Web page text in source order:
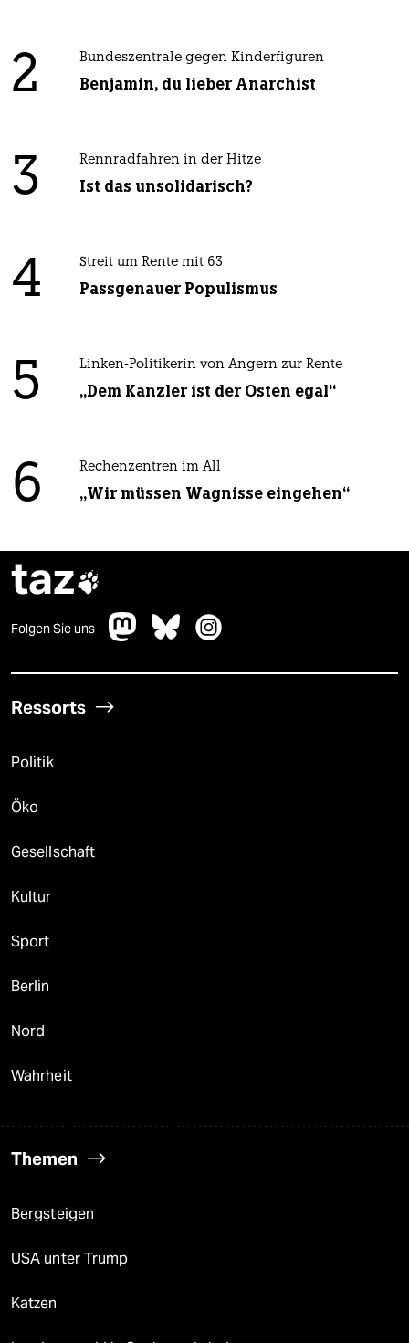
2 Bundeszentrale gegen Kinderfiguren
Benjamin, du lieber Anarchist
3 Rennradfahren in der Hitze
Ist das unsolidarisch?
4 Streit um Rente mit 63
Passgenauer Populismus
5 Linken-Politikerin von Angern zur Rente
„Dem Kanzler ist der Osten egal“
6 Rechenzentren im All
„Wir müssen Wagnisse eingehen“
taz
Folgen Sie uns
Ressorts
Politik
Öko
Gesellschaft
Kultur
Sport
Berlin
Nord
Wahrheit
Themen
Bergsteigen
USA unter Trump
Katzen